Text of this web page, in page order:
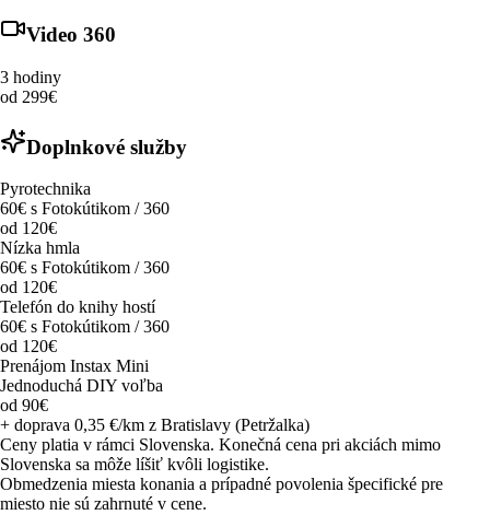
Video 360
3 hodiny
od 299€
Doplnkové služby
Pyrotechnika
60€ s Fotokútikom / 360
od 120€
Nízka hmla
60€ s Fotokútikom / 360
od 120€
Telefón do knihy hostí
60€ s Fotokútikom / 360
od 120€
Prenájom Instax Mini
Jednoduchá DIY voľba
od 90€
+ doprava 0,35 €/km z Bratislavy (Petržalka)
Ceny platia v rámci Slovenska. Konečná cena pri akciách mimo
Slovenska sa môže líšiť kvôli logistike.
Obmedzenia miesta konania a prípadné povolenia špecifické pre
miesto nie sú zahrnuté v cene.